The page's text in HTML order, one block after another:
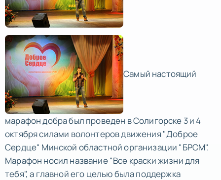
Самый настоящий
марафон добра был проведен в Солигорске 3 и 4
октября силами волонтеров движения "Доброе
Сердце" Минской областной организации "БРСМ".
Марафон носил название "Все краски жизни для
тебя", а главной его целью была поддержка